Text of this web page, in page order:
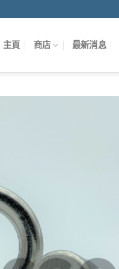
主頁 商店 最新消息